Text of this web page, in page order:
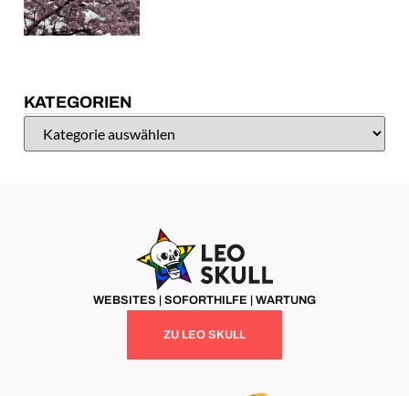
KATEGORIEN
WEBSITES | SOFORTHILFE | WARTUNG
ZU LEO SKULL